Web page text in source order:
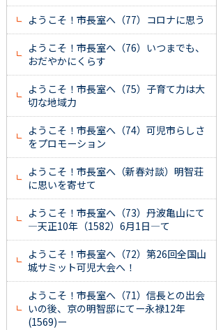
ようこそ！市長室へ（77）コロナに思う
ようこそ！市長室へ（76）いつまでも、
おだやかにくらす
ようこそ！市長室へ（75）子育て力は大
切な地域力
ようこそ！市長室へ（74）可児市らしさ
をプロモーション
ようこそ！市長室へ（新春対談）明智荘
に思いを寄せて
ようこそ！市長室へ（73）丹波亀山にて
―天正10年（1582）6月1日―て
ようこそ！市長室へ（72）第26回全国山
城サミット可児大会へ！
ようこそ！市長室へ（71）信長との出会
いの後、京の明智邸にてー永禄12年
(1569)ー